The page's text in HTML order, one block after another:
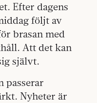
Efter dagens
följt av
brasan med
Att det kan
självt.
passerar
Nyheter är